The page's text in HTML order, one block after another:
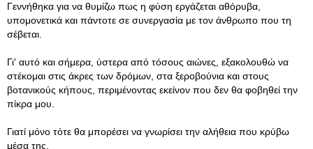
Γεννήθηκα για να θυμίζω πως η φύση εργάζεται αθόρυβα,
υπομονετικά και πάντοτε σε συνεργασία με τον άνθρωπο που τη
σέβεται.
Γι' αυτό και σήμερα, ύστερα από τόσους αιώνες, εξακολουθώ να
στέκομαι στις άκρες των δρόμων, στα ξεροβούνια και στους
βοτανικούς κήπους, περιμένοντας εκείνον που δεν θα φοβηθεί την
πίκρα μου.
Γιατί μόνο τότε θα μπορέσει να γνωρίσει την αλήθεια που κρύβω
μέσα της.